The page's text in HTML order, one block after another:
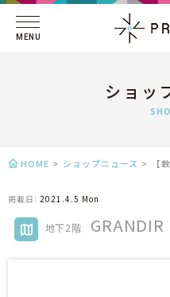
MENU
ショッ
HOME > ショップニュース > 【
掲載日: 2021.4.5 Mon
地下2階 GRANDIR